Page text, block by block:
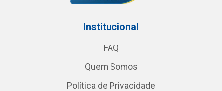
Institucional
FAQ
Quem Somos
Política de Privacidade